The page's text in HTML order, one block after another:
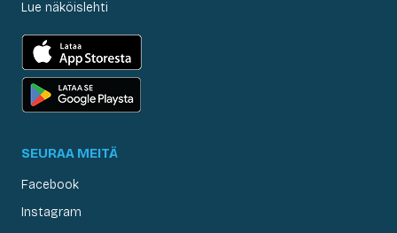
Lue näköislehti
SEURAA MEITÄ
Facebook
Instagram